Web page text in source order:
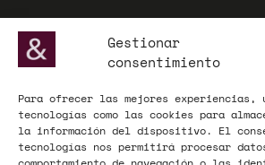
Gestionar
consentimiento
Para ofrecer las mejores experiencias,
tecnologías como las cookies para
la información del dispositivo. El
tecnologías nos permitirá procesar
© 2025 Willis Towers Watson Networks / Willis Towers
ADECOSE, fundada en 1977, defiende los
corredurías de seguros y reaseguros,
influyente ante la Administración y el
nacional y europeo.